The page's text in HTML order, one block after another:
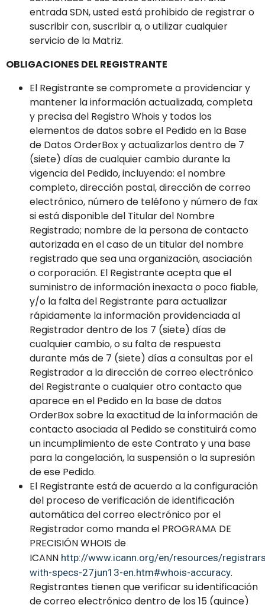
entrada SDN, usted está prohibido de registrar o
suscribir con, suscribir a, o utilizar cualquier
servicio de la Matriz.
OBLIGACIONES DEL REGISTRANTE
El Registrante se compromete a providenciar y
mantener la información actualizada, completa
y precisa del Registro Whois y todos los
elementos de datos sobre el Pedido en la Base
de Datos OrderBox y actualizarlos dentro de 7
(siete) días de cualquier cambio durante la
vigencia del Pedido, incluyendo: el nombre
completo, dirección postal, dirección de correo
electrónico, número de teléfono y número de fax
si está disponible del Titular del Nombre
Registrado; nombre de la persona de contacto
autorizada en el caso de un titular del nombre
registrado que sea una organización, asociación
o corporación. El Registrante acepta que el
suministro de información inexacta o poco fiable,
y/o la falta del Registrante para actualizar
rápidamente la información providenciada al
Registrador dentro de los 7 (siete) días de
cualquier cambio, o su falta de respuesta
durante más de 7 (siete) días a consultas por el
Registrador a la dirección de correo electrónico
del Registrante o cualquier otro contacto que
aparece en el Pedido en la base de datos
OrderBox sobre la exactitud de la información de
contacto asociada al Pedido se constituirá como
un incumplimiento de este Contrato y una base
para la congelación, la suspensión o la supresión
de ese Pedido.
El Registrante está de acuerdo a la configuración
del proceso de verificación de identificación
automática del correo electrónico por el
Registrador como manda el PROGRAMA DE
PRECISIÓN WHOIS de
ICANN http://www.icann.org/en/resources/
with-specs-27jun13-en.htm#whois-accuracy.
Registrantes tienen que verificar su identificación
de correo electrónico dentro de los 15 (quince)